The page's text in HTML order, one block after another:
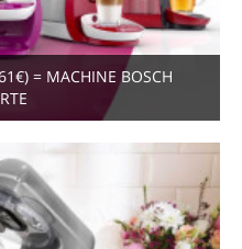
= MACHINE BOSCH